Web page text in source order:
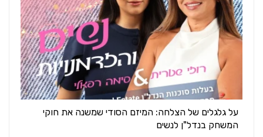
על גלגלים של הצלחה: המיזם הסודי שמשנה את חוקי
המשחק בנדל"ן לנשים